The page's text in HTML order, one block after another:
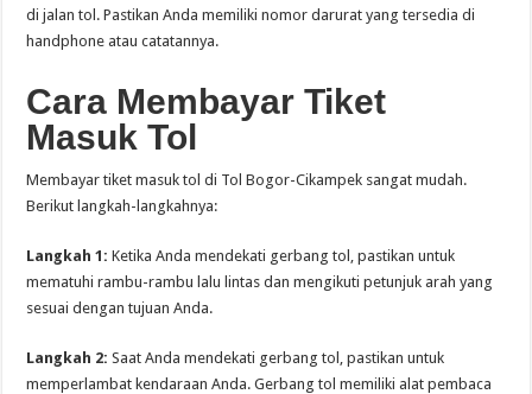
di jalan tol. Pastikan Anda memiliki nomor darurat yang tersedia di
handphone atau catatannya.
Cara Membayar Tiket
Masuk Tol
Membayar tiket masuk tol di Tol Bogor-Cikampek sangat mudah.
Berikut langkah-langkahnya:
Langkah 1: Ketika Anda mendekati gerbang tol, pastikan untuk
mematuhi rambu-rambu lalu lintas dan mengikuti petunjuk arah yang
sesuai dengan tujuan Anda.
Langkah 2: Saat Anda mendekati gerbang tol, pastikan untuk
memperlambat kendaraan Anda. Gerbang tol memiliki alat pembaca